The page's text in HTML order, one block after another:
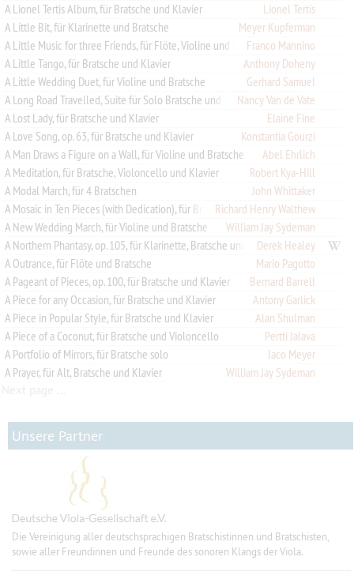
A Lionel Tertis Album, für Bratsche und Klavier
Lionel Tertis
A Little Bit, für Klarinette und Bratsche
Meyer Kupferman
A Little Music for three Friends, für Flöte, Violine und BratscheFranco Mannino
A Little Tango, für Bratsche und Klavier
Anthony Doheny
A Little Wedding Duet, für Violine und Bratsche
Gerhard Samuel
A Long Road Travelled, Suite für Solo Bratsche und Streichorchester
Nancy Van de Vate
A Lost Lady, für Bratsche und Klavier
Elaine Fine
A Love Song, op. 63, für Bratsche und Klavier
Konstantia Gourzi
A Man Draws a Figure on a Wall, für Violine und Bratsche
Abel Ehrlich
A Meditation, für Bratsche, Violoncello und Klavier
Robert Kya-Hill
A Modal March, für 4 Bratschen
John Whittaker
A Mosaic in Ten Pieces (with Dedication), für Bratsche und Klavier
Richard Henry Walthew
A New Wedding March, für Violine und Bratsche
William Jay Sydeman
A Northern Phantasy, op. 105, für Klarinette, Bratsche und KlavierDerek Healey
A Outrance, für Flöte und Bratsche
Mario Pagotto
A Pageant of Pieces, op. 100, für Bratsche und Klavier
Bernard Barrell
A Piece for any Occasion, für Bratsche und Klavier
Antony Garlick
A Piece in Popular Style, für Bratsche und Klavier
Alan Shulman
A Piece of a Coconut, für Bratsche und Violoncello
Pertti Jalava
A Portfolio of Mirrors, für Bratsche solo
Jaco Meyer
A Prayer, für Alt, Bratsche und Klavier
William Jay Sydeman
Unsere Partner
Die Vereinigung aller deutschsprachigen Bratschistinnen und Bratschisten,
sowie aller Freundinnen und Freunde des sonoren Klangs der Viola.